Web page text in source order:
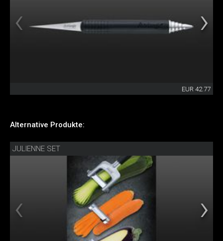
EUR 42.77
Alternative Produkte:
JULIENNE SET